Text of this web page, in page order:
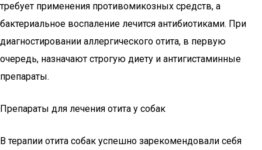
требует применения противомикозных средств, а
бактериальное воспаление лечится антибиотиками. При
диагностировании аллергического отита, в первую
очередь, назначают строгую диету и антигистаминные
препараты.
Препараты для лечения отита у собак
В терапии отита собак успешно зарекомендовали себя